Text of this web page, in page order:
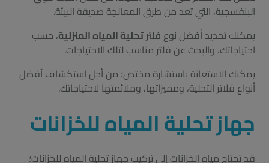
البنفسجية، التي تعد من طرق المعالجة صديقة البيئة.
يمكنك تحديد أفضل نوع فلترتحلية المياه المنزلية، حسب
احتياجاتك، والبحث عن فلتر مناسب لتلك الاحتياجات.
يمكنك الاستعانة باستشارة مختص؛ من أجل استكشاف أفضل
أنواع فلاتر التحلية، ومميزاتها، وملائمتها لاحتياجاتك.
جهاز تحلية المياه للخزانات
قد تحتاج مياه الخزانات إلى تركيب جهاز تحلية المياه للخزانات؛